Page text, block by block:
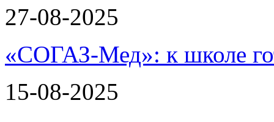
27-08-2025
«СОГАЗ-Мед»: к школе
15-08-2025